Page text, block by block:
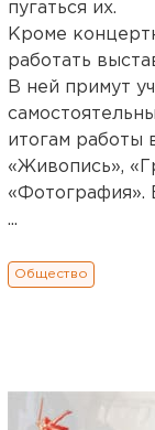
пугаться их.
Кроме
работать
В ней примут
итогам работы
«Живопись»,
«Фотография».
...
Общество